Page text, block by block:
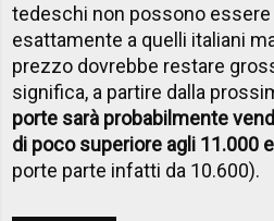
tedeschi non possono essere
esattamente a quelli italiani
prezzo dovrebbe restare
significa, a partire dalla
porte sarà probabilmente
di poco superiore agli 11.000
porte parte infatti da 10.600).